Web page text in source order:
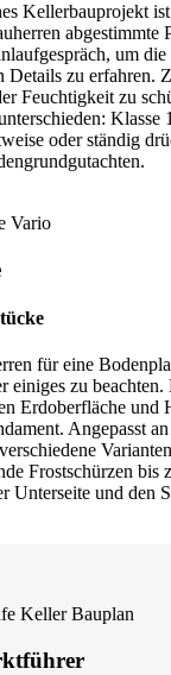
Kellerbauprojekt
abgestimmte
um die
Details zu erfahren.
Feuchtigkeit zu
Klasse
oder ständig
für eine
einiges zu
Erdoberfläche und
Angepasst
Frostschürzen bis
Unterseite und den